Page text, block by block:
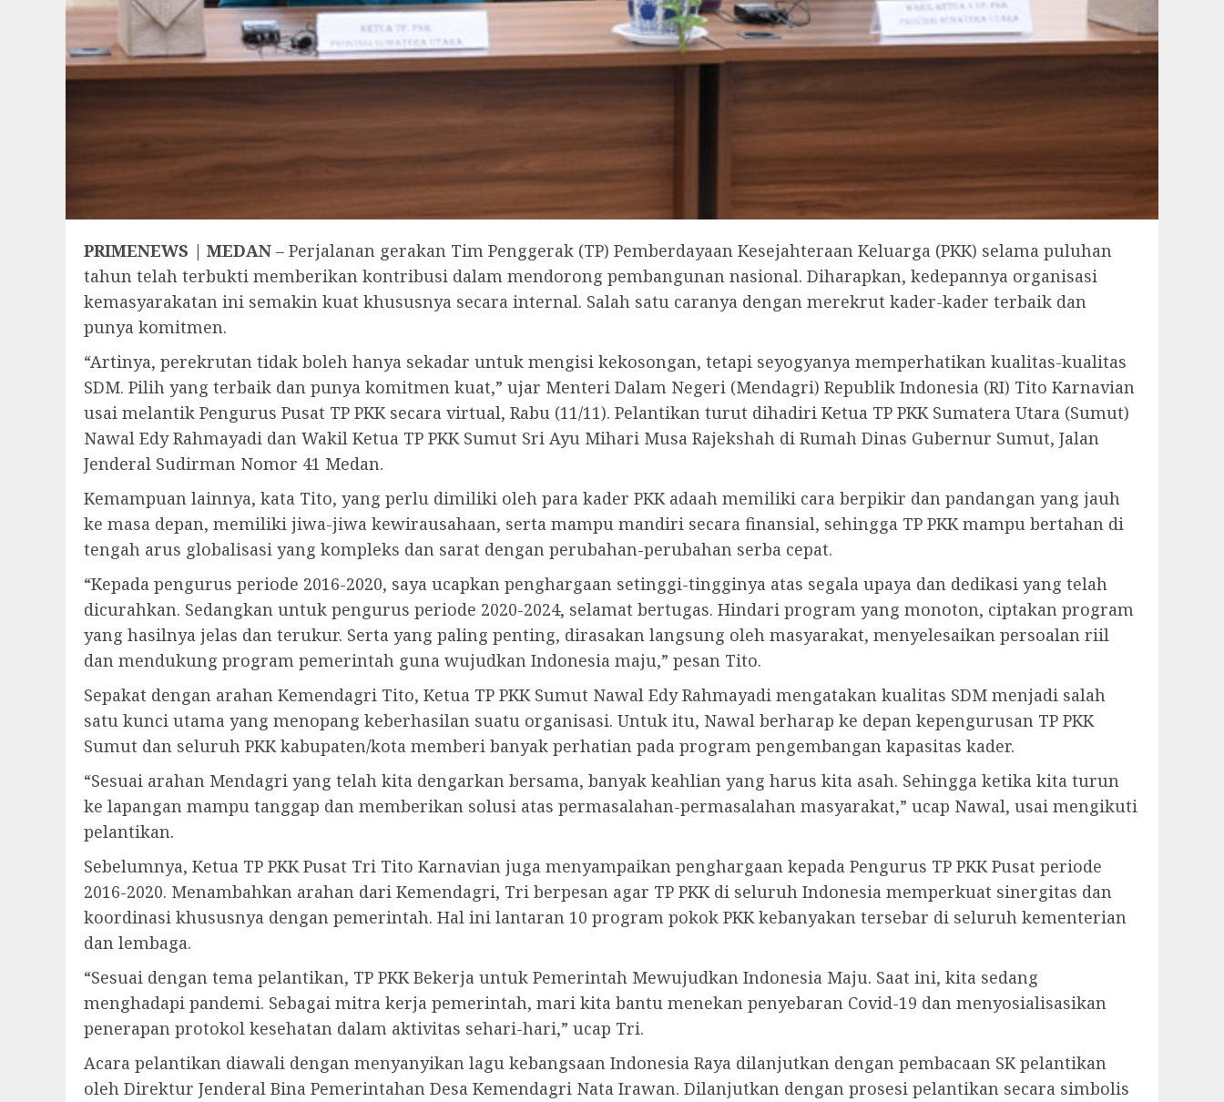
PRIMENEWS | MEDAN – Perjalanan gerakan Tim Penggerak (TP) Pemberdayaan Kesejahteraan Keluarga (PKK) selama puluhan
tahun telah terbukti memberikan kontribusi dalam mendorong pembangunan nasional. Diharapkan, kedepannya organisasi
kemasyarakatan ini semakin kuat khususnya secara internal. Salah satu caranya dengan merekrut kader-kader terbaik dan
punya komitmen.
“Artinya, perekrutan tidak boleh hanya sekadar untuk mengisi kekosongan, tetapi seyogyanya memperhatikan kualitas-kualitas
SDM. Pilih yang terbaik dan punya komitmen kuat,” ujar Menteri Dalam Negeri (Mendagri) Republik Indonesia (RI) Tito Karnavian
usai melantik Pengurus Pusat TP PKK secara virtual, Rabu (11/11). Pelantikan turut dihadiri Ketua TP PKK Sumatera Utara (Sumut)
Nawal Edy Rahmayadi dan Wakil Ketua TP PKK Sumut Sri Ayu Mihari Musa Rajekshah di Rumah Dinas Gubernur Sumut, Jalan
Jenderal Sudirman Nomor 41 Medan.
Kemampuan lainnya, kata Tito, yang perlu dimiliki oleh para kader PKK adaah memiliki cara berpikir dan pandangan yang jauh
ke masa depan, memiliki jiwa-jiwa kewirausahaan, serta mampu mandiri secara finansial, sehingga TP PKK mampu bertahan di
tengah arus globalisasi yang kompleks dan sarat dengan perubahan-perubahan serba cepat.
“Kepada pengurus periode 2016-2020, saya ucapkan penghargaan setinggi-tingginya atas segala upaya dan dedikasi yang telah
dicurahkan. Sedangkan untuk pengurus periode 2020-2024, selamat bertugas. Hindari program yang monoton, ciptakan program
yang hasilnya jelas dan terukur. Serta yang paling penting, dirasakan langsung oleh masyarakat, menyelesaikan persoalan riil
dan mendukung program pemerintah guna wujudkan Indonesia maju,” pesan Tito.
Sepakat dengan arahan Kemendagri Tito, Ketua TP PKK Sumut Nawal Edy Rahmayadi mengatakan kualitas SDM menjadi salah
satu kunci utama yang menopang keberhasilan suatu organisasi. Untuk itu, Nawal berharap ke depan kepengurusan TP PKK
Sumut dan seluruh PKK kabupaten/kota memberi banyak perhatian pada program pengembangan kapasitas kader.
“Sesuai arahan Mendagri yang telah kita dengarkan bersama, banyak keahlian yang harus kita asah. Sehingga ketika kita turun
ke lapangan mampu tanggap dan memberikan solusi atas permasalahan-permasalahan masyarakat,” ucap Nawal, usai mengikuti
pelantikan.
Sebelumnya, Ketua TP PKK Pusat Tri Tito Karnavian juga menyampaikan penghargaan kepada Pengurus TP PKK Pusat periode
2016-2020. Menambahkan arahan dari Kemendagri, Tri berpesan agar TP PKK di seluruh Indonesia memperkuat sinergitas dan
koordinasi khususnya dengan pemerintah. Hal ini lantaran 10 program pokok PKK kebanyakan tersebar di seluruh kementerian
dan lembaga.
“Sesuai dengan tema pelantikan, TP PKK Bekerja untuk Pemerintah Mewujudkan Indonesia Maju. Saat ini, kita sedang
menghadapi pandemi. Sebagai mitra kerja pemerintah, mari kita bantu menekan penyebaran Covid-19 dan menyosialisasikan
penerapan protokol kesehatan dalam aktivitas sehari-hari,” ucap Tri.
Acara pelantikan diawali dengan menyanyikan lagu kebangsaan Indonesia Raya dilanjutkan dengan pembacaan SK pelantikan
oleh Direktur Jenderal Bina Pemerintahan Desa Kemendagri Nata Irawan. Dilanjutkan dengan prosesi pelantikan secara simbolis